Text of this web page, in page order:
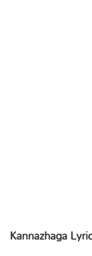
Kannazhaga